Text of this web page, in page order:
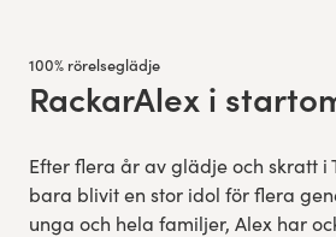
100% rörelseglädje
:RackarAlex i
Efter flera år av glädje och skratt i
bara blivit en stor idol för flera
unga och hela familjer, Alex har